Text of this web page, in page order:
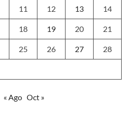
11 12 13 14
18 19 20 21
25 26 27 28
« Ago Oct »